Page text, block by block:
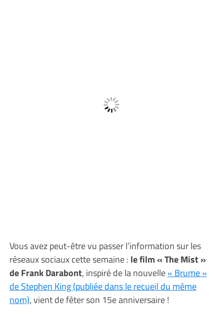
Vous avez peut-être vu passer l’information sur les
réseaux sociaux cette semaine : le film « The Mist »
de Frank Darabont, inspiré de la nouvelle« Brume »
de Stephen King (publiée dans le recueil du même
nom), vient de fêter son 15e anniversaire !